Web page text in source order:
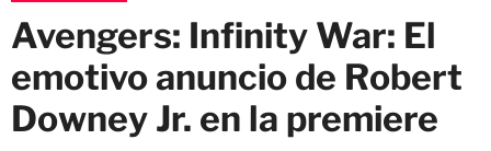
Avengers: Infinity War: El
emotivo anuncio de Robert
Downey Jr. en la premiere